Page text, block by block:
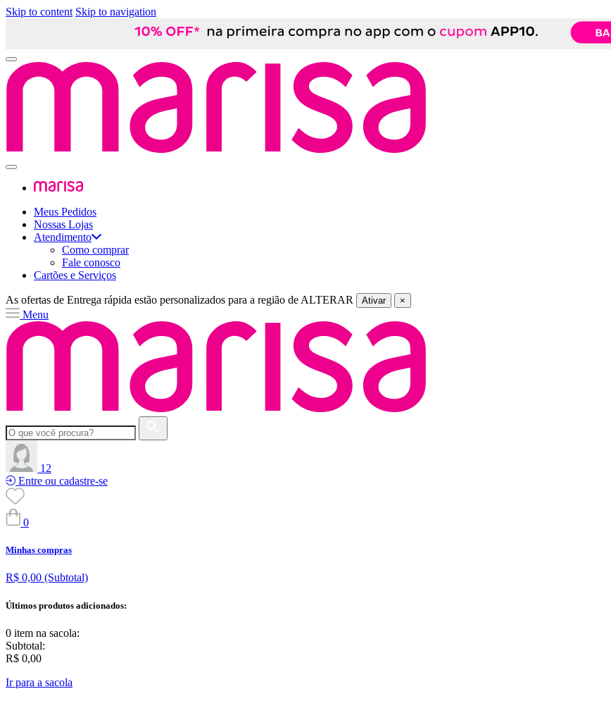
Skip to content Skip to navigation
Meus Pedidos
Nossas Lojas
Atendimento
Como comprar
Fale conosco
Cartões e Serviços
As ofertas de Entrega rápida estão personalizados para a região de ALTERAR Ativar ×
Menu
12
Entre ou cadastre-se
0
Minhas compras
R$ 0,00 (Subtotal)
Últimos produtos adicionados:
0 item na sacola:
Subtotal:
R$ 0,00
Ir para a sacola